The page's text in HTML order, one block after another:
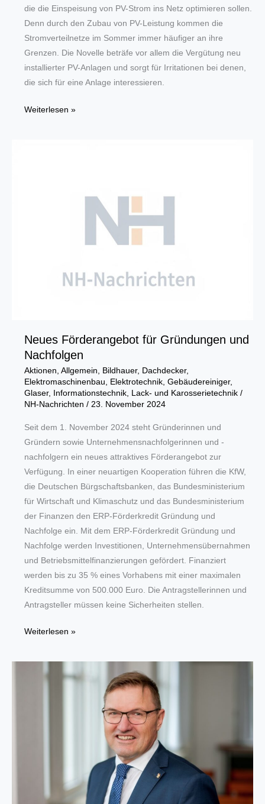
die die Einspeisung von PV-Strom ins Netz optimieren sollen.
Denn durch den Zubau von PV-Leistung kommen die
Stromverteilnetze im Sommer immer häufiger an ihre
Grenzen. Die Novelle beträfe vor allem die Vergütung neu
installierter PV-Anlagen und sorgt für Irritationen bei denen,
die sich für eine Anlage interessieren.
Was
Weiterlesen »
Neues Förderangebot für Gründungen und
Nachfolgen
Aktionen, Allgemein, Bildhauer, Dachdecker,
Elektromaschinenbau, Elektrotechnik, Gebäudereiniger,
Glaser, Informationstechnik, Lack- und Karosserietechnik/
NH-Nachrichten / 23. November 2024
Seit dem 1. November 2024 steht Gründerinnen und
Gründern sowie Unternehmensnachfolgerinnen und -
nachfolgern ein neues attraktives Förderangebot zur
Verfügung. In einer neuartigen Kooperation führen die KfW,
die Deutschen Bürgschaftsbanken, das Bundesministerium
für Wirtschaft und Klimaschutz und das Bundesministerium
der Finanzen den ERP-Förderkredit Gründung und
Nachfolge ein. Mit dem ERP-Förderkredit Gründung und
Nachfolge werden Investitionen, Unternehmensübernahmen
und Betriebsmittelfinanzierungen gefördert. Finanziert
werden bis zu 35 % eines Vorhabens mit einer maximalen
Kreditsumme von 500.000 Euro. Die Antragstellerinnen und
Antragsteller müssen keine Sicherheiten stellen.
Neues
für
Gründungen
Weiterlesen »